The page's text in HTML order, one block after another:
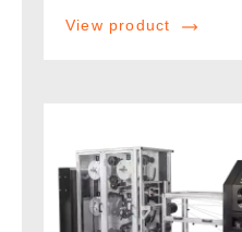
View product